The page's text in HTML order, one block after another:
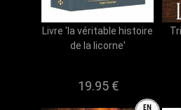
Livre 'la véritable histoire
de la licorne'
19.95 €